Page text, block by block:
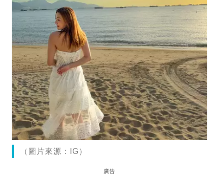
（圖片來源：IG）
廣告